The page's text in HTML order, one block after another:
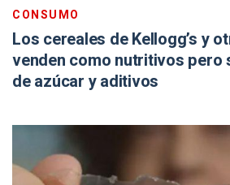
CONSUMO
Los cereales de Kellogg’s y
venden como nutritivos pero
de azúcar y aditivos